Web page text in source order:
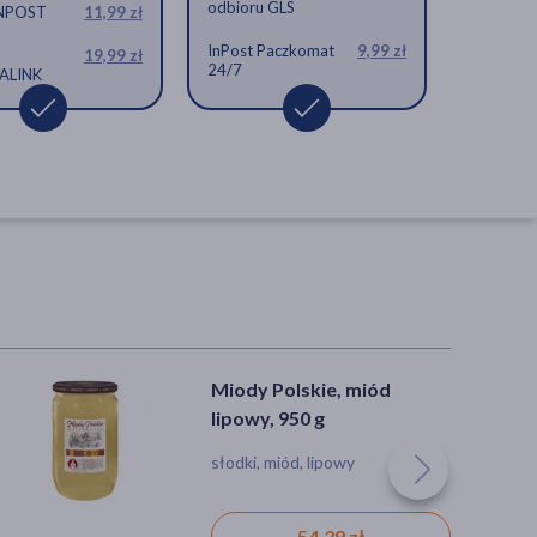
11,99 zł
19,99 zł
odbioru GLS
InPost Paczkomat
24/7
9,99 zł
Miody Polskie, miód
lipowy, 950 g
słodki, miód, lipowy
Sanprobi IBS, krople, 5 ml
krople